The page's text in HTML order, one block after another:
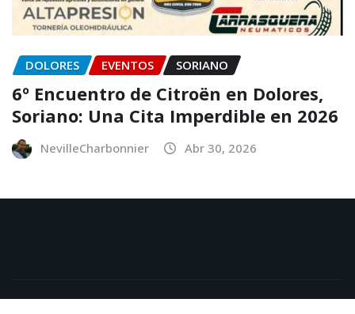
DOLORES EVENTOS SORIANO
6º Encuentro de Citroën en Dolores,
Soriano: Una Cita Imperdible en 2026
NevilleCharbonnier Abr 30, 2026